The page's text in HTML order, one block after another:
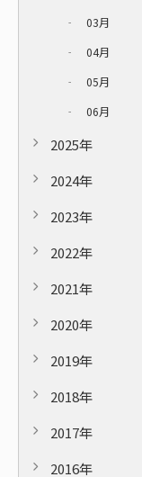
03月
04月
05月
06月
2025年
2024年
2023年
2022年
2021年
2020年
2019年
2018年
2017年
2016年